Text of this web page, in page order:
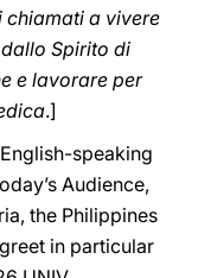
chiamati a vivere
Spirito di
e lavorare per
.]
speaking
Audience,
the Philippines
in particular